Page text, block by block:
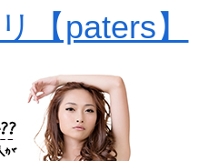
【paters】